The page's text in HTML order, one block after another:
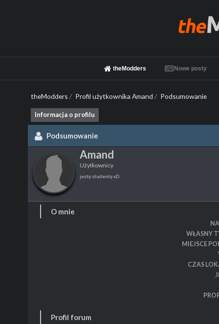
theModders Nowe posty
theModders / Profil użytkownika Amand / Podsumowanie
Informacja o profilu
Podsumowanie
Amand
Użytkownicy
jestę studentę xD
O mnie
WŁASNY
MIEJSCE
CZAS
Profil forum